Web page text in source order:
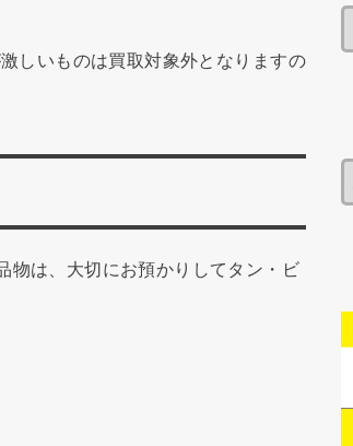
しいものは買取対象外となりますの
物は、大切にお預かりしてタン・ビ